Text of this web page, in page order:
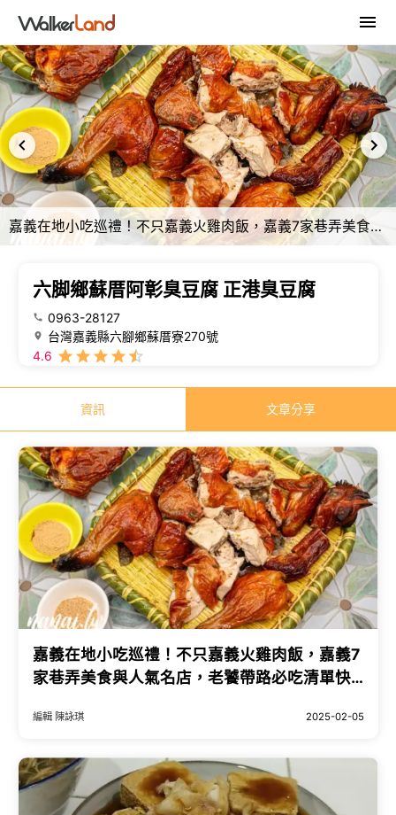
嘉義在地小吃巡禮！不只嘉義火雞肉飯，嘉義7家巷弄美食與人氣名店，老饕帶路必吃清單快收。
六脚鄉蘇厝阿彰臭豆腐 正港臭豆腐
0963-28127
台灣嘉義縣六腳鄉蘇厝寮270號
4.6
資訊 文章分享
嘉義在地小吃巡禮！不只嘉義火雞肉飯，嘉義7
家巷弄美食與人氣名店，老饕帶路必吃清單快
編輯 陳詠琪 2025-02-05